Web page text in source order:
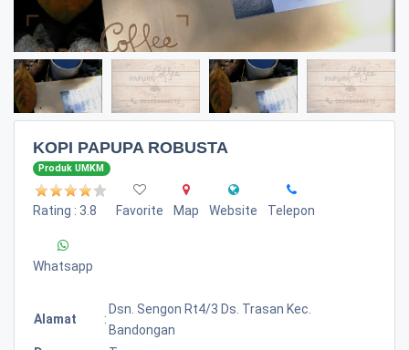
KOPI PAPUPA ROBUSTA
Produk UMKM
Rating : 3.8 Favorite Map Website Telepon
Whatsapp
Alamat :
Dsn. Sengon Rt4/3 Ds. Trasan Kec.
Bandongan